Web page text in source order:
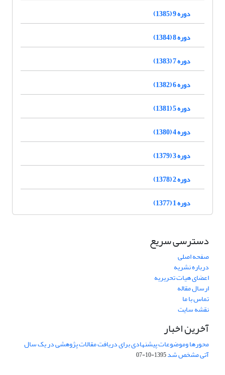
دوره 9 (1385)
دوره 8 (1384)
دوره 7 (1383)
دوره 6 (1382)
دوره 5 (1381)
دوره 4 (1380)
دوره 3 (1379)
دوره 2 (1378)
دوره 1 (1377)
دسترسی سریع
صفحه اصلی
درباره نشریه
اعضای هیات تحریریه
ارسال مقاله
تماس با ما
نقشه سایت
آخرین اخبار
محورها وموضوعات پیشنهادی برای دریافت مقالات پژوهشی در یک سال
آتی مشخص شد1395-10-07